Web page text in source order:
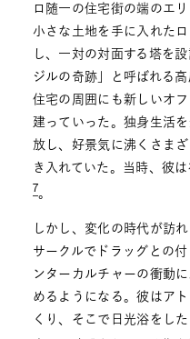
ロ随一の住宅街の端のエ
小さな土地を手に入れた
し、一対の対面する塔を
ジルの奇跡」と呼ばれる
住宅の周囲にも新しいオ
建っていった。独身生活
放し、好景気に沸くさま
き入れていた。当時、彼
7。
しかし、変化の時代が訪
サークルでドラッグとの
ンターカルチャーの衝動
めるようになる。彼はア
くり、そこで日光浴をし